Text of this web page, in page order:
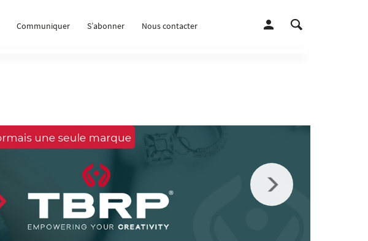
Communiquer S’abonner Nous contacter